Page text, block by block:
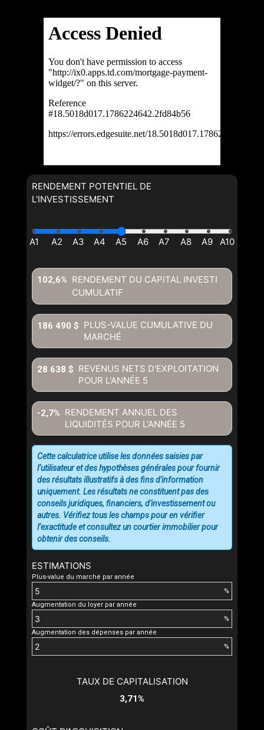
RENDEMENT POTENTIEL DE
L'INVESTISSEMENT
RENDEMENT DU CAPITAL INVESTI
CUMULATIF
102,6%
PLUS-VALUE CUMULATIVE DU
MARCHÉ
186 490 $
REVENUS NETS D'EXPLOITATION
POUR L'ANNÉE 5
28 638 $
RENDEMENT ANNUEL DES
LIQUIDITÉS POUR L'ANNÉE 5
-2,7%
ESTIMATIONS
Plus-value du marché par année
%
Augmentation du loyer par année
%
Augmentation des dépenses par année
%
Cette calculatrice utilise les données saisies par
l’utilisateur et des hypothèses générales pour fournir
des résultats illustratifs à des fins d'information
uniquement. Les résultats ne constituent pas des
conseils juridiques, financiers, d'investissement ou
autres. Vérifiez tous les champs pour en vérifier
l’exactitude et consultez un courtier immobilier pour
obtenir des conseils.
TAUX DE CAPITALISATION
3,71%